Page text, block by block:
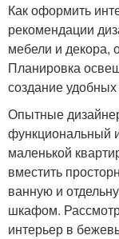
Как оформить
рекомендации
мебели и декора,
Планировка
создание
Опытные
функциональный
маленькой
вместить
ванную и
шкафом.
интерьер в